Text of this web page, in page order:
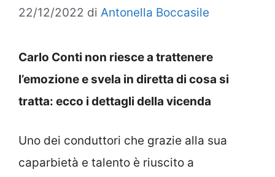
22/12/2022 di Antonella Boccasile
Carlo Conti non riesce a trattenere
l’emozione e svela in diretta di cosa si
tratta: ecco i dettagli della vicenda
Uno dei conduttori che grazie alla sua
caparbietà e talento è riuscito a